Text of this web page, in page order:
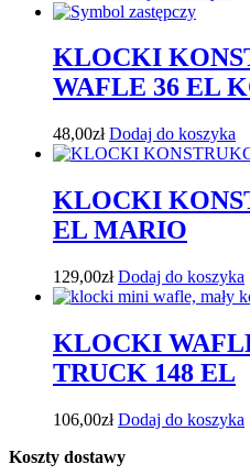
KLOCKI
WAFLE 36 EL
48,00zł Dodaj do koszyka
KLOCKI
EL MARIO
129,00zł Dodaj do koszyka
KLOCKI
TRUCK 148 EL
106,00zł Dodaj do koszyka
Koszty dostawy